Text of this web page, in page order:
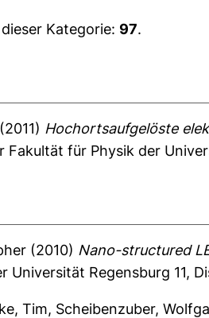
Kategorie: 97.
(2011) Hochortsaufgelöste
Fakultät für Physik der
(2010) Nano-structured
Universität Regensburg 11,
Tim, Scheibenzuber,